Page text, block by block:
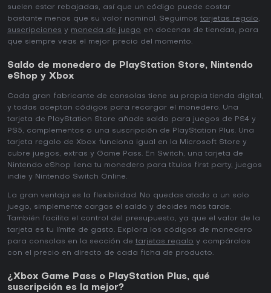
suelen estar rebajadas, así que un código puede costar
bastante menos que su valor nominal. Seguimos tarjetas regalo,
suscripciones y moneda de juego en docenas de tiendas, para
que siempre veas el mejor precio del momento.
Saldo de monedero de PlayStation Store, Nintendo
eShop y Xbox
Cada gran fabricante de consolas tiene su propia tienda digital,
y todas aceptan códigos para recargar el monedero. Una
tarjeta de PlayStation Store añade saldo para juegos de PS4 y
PS5, complementos o una suscripción de PlayStation Plus. Una
tarjeta regalo de Xbox funciona igual en la Microsoft Store y
cubre juegos, extras y Game Pass. En Switch, una tarjeta de
Nintendo eShop llena tu monedero para títulos first party, juegos
indie y Nintendo Switch Online.
La gran ventaja es la flexibilidad. No quedas atado a un solo
juego, simplemente cargas el saldo y decides más tarde.
También facilita el control del presupuesto, ya que el valor de la
tarjeta es tu límite de gasto. Explora los códigos de monedero
para consolas en la sección de tarjetas regalo y compáralos
con el precio en directo de cada ficha de producto.
¿Xbox Game Pass o PlayStation Plus, qué
suscripción es la mejor?